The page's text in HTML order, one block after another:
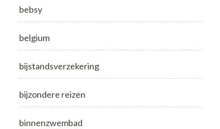
bebsy
belgium
bijstandsverzekering
bijzondere reizen
binnenzwembad